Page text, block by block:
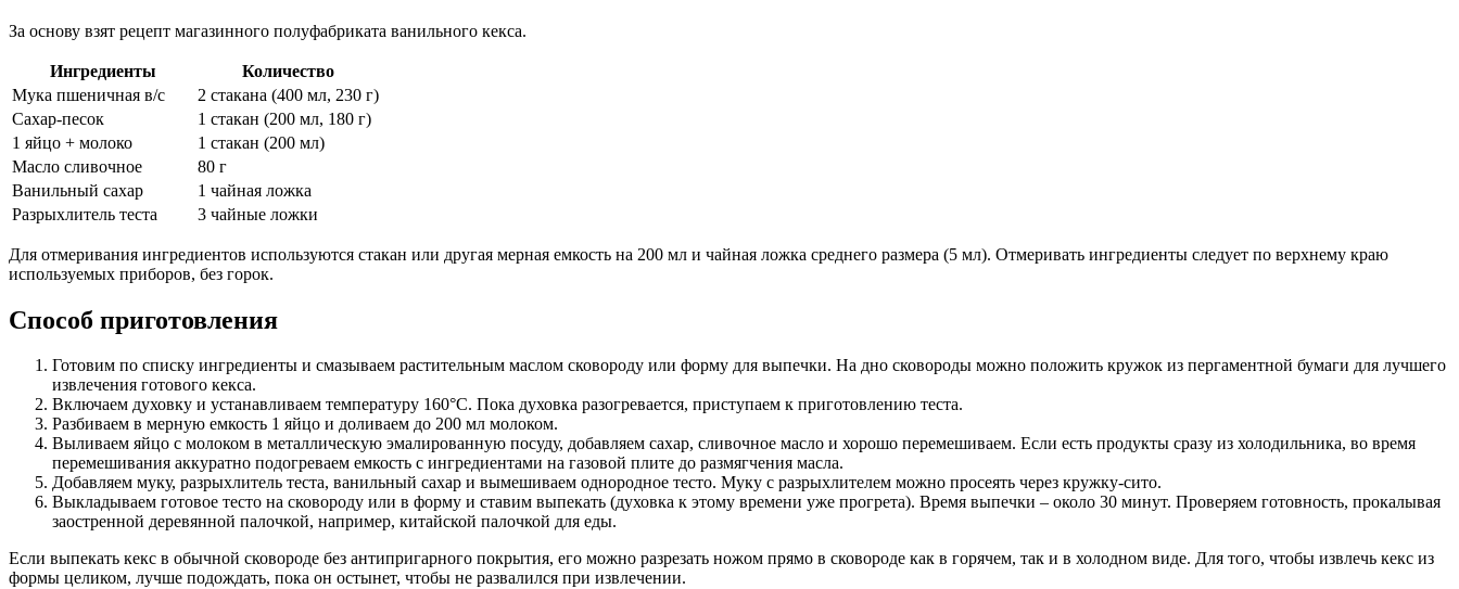
За основу взят рецепт магазинного полуфабриката ванильного кекса.
Ингредиенты
Количество
Мука пшеничная в/с
2 стакана (400 мл, 230 г)
Сахар-песок
1 стакан (200 мл, 180 г)
1 яйцо + молоко
1 стакан (200 мл)
Масло сливочное
80 г
Ванильный сахар
1 чайная ложка
Разрыхлитель теста
3 чайные ложки
Для отмеривания ингредиентов используются стакан или другая мерная емкость на 200 мл и чайная ложка среднего размера (5 мл). Отмеривать ингредиенты следует по верхнему краю
используемых приборов, без горок.
Способ приготовления
Готовим по списку ингредиенты и смазываем растительным маслом сковороду или форму для выпечки. На дно сковороды можно положить кружок из пергаментной бумаги для лучшего
извлечения готового кекса.
Включаем духовку и устанавливаем температуру 160°C. Пока духовка разогревается, приступаем к приготовлению теста.
Разбиваем в мерную емкость 1 яйцо и доливаем до 200 мл молоком.
Выливаем яйцо с молоком в металлическую эмалированную посуду, добавляем сахар, сливочное масло и хорошо перемешиваем. Если есть продукты сразу из холодильника, во время
перемешивания аккуратно подогреваем емкость с ингредиентами на газовой плите до размягчения масла.
Добавляем муку, разрыхлитель теста, ванильный сахар и вымешиваем однородное тесто. Муку с разрыхлителем можно просеять через кружку-сито.
Выкладываем готовое тесто на сковороду или в форму и ставим выпекать (духовка к этому времени уже прогрета). Время выпечки – около 30 минут. Проверяем готовность, прокалывая
заостренной деревянной палочкой, например, китайской палочкой для еды.
Если выпекать кекс в обычной сковороде без антипригарного покрытия, его можно разрезать ножом прямо в сковороде как в горячем, так и в холодном виде. Для того, чтобы извлечь кекс из
формы целиком, лучше подождать, пока он остынет, чтобы не развалился при извлечении.